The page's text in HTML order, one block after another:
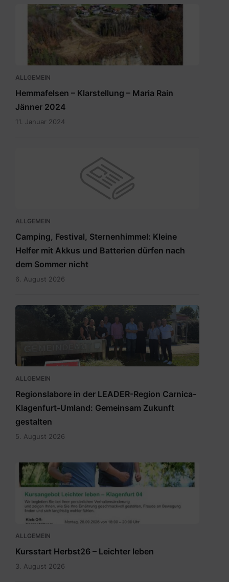
ALLGEMEIN
Hemmafelsen – Klarstellung – Maria Rain
Jänner 2024
11. Januar 2024
ALLGEMEIN
Camping, Festival, Sternenhimmel: Kleine
Helfer mit Akkus und Batterien dürfen nach
dem Sommer nicht
6. August 2026
RegionslaborSüdost.jpg
ALLGEMEIN
Regionslabore in der LEADER-Region Carnica-
Klagenfurt-Umland: Gemeinsam Zukunft
gestalten
5. August 2026
2026_Terminübersicht_A3_Leichter
leben_Herbst_Klagenfurt
04.pdf
ALLGEMEIN
Kursstart Herbst26 – Leichter leben
3. August 2026